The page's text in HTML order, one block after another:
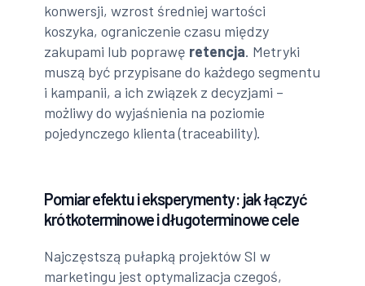
konwersji, wzrost średniej wartości
koszyka, ograniczenie czasu między
zakupami lub poprawę retencja. Metryki
muszą być przypisane do każdego segmentu
i kampanii, a ich związek z decyzjami –
możliwy do wyjaśnienia na poziomie
pojedynczego klienta (traceability).
Pomiar efektu i eksperymenty: jak łączyć
krótkoterminowe i długoterminowe cele
Najczęstszą pułapką projektów SI w
marketingu jest optymalizacja czegoś,